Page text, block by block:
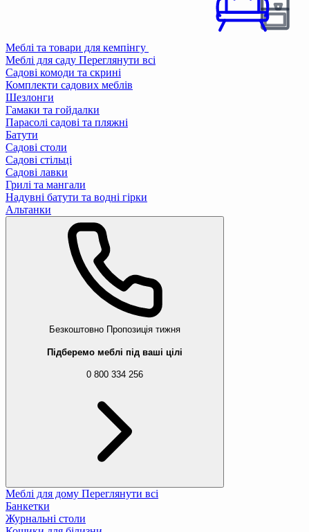
Меблі та товари для кемпінгу
Меблі для саду Переглянути всі
Садові комоди та скрині
Комплекти садових меблів
Шезлонги
Гамаки та гойдалки
Парасолі садові та пляжні
Батути
Садові столи
Садові стільці
Садові лавки
Грилі та мангали
Надувні батути та водні гірки
Альтанки
Безкоштовно Пропозиція тижня
Підберемо меблі під ваші цілі
0 800 334 256
Меблі для дому Переглянути всі
Банкетки
Журнальні столи